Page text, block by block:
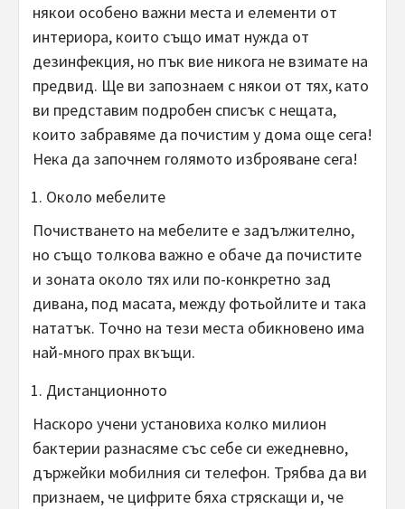
някои особено важни места и елементи от
интериора, които също имат нужда от
дезинфекция, но пък вие никога не взимате на
предвид. Ще ви запознаем с някои от тях, като
ви представим подробен списък с нещата,
които забравяме да почистим у дома още сега!
Нека да започнем голямото изброяване сега!
Около мебелите
Почистването на мебелите е задължително,
но също толкова важно е обаче да почистите
и зоната около тях или по-конкретно зад
дивана, под масата, между фотьойлите и така
нататък. Точно на тези места обикновено има
най-много прах вкъщи.
Дистанционното
Наскоро учени установиха колко милион
бактерии разнасяме със себе си ежедневно,
държейки мобилния си телефон. Трябва да ви
признаем, че цифрите бяха стряскащи и, че